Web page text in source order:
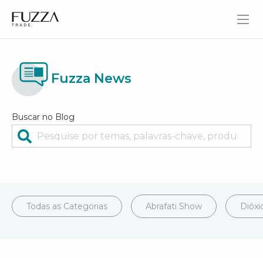
Fuzza Trade
Fuzza News
Buscar no Blog
Todas as Categorias Abrafati Show